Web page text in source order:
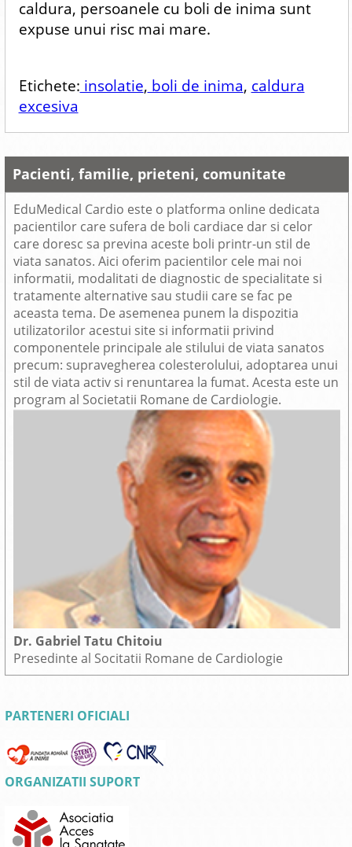
caldura, persoanele cu boli de inima sunt
expuse unui risc mai mare.
Etichete: insolatie, boli de inima, caldura
excesiva
Pacienti, familie, prieteni, comunitate
EduMedical Cardio este o platforma online dedicata
pacientilor care sufera de boli cardiace dar si celor
care doresc sa previna aceste boli printr-un stil de
viata sanatos. Aici oferim pacientilor cele mai noi
informatii, modalitati de diagnostic de specialitate si
tratamente alternative sau studii care se fac pe
aceasta tema. De asemenea punem la dispozitia
utilizatorilor acestui site si informatii privind
componentele principale ale stilului de viata sanatos
precum: supravegherea colesterolului, adoptarea unui
stil de viata activ si renuntarea la fumat. Acesta este un
program al Societatii Romane de Cardiologie.
Dr. Gabriel Tatu Chitoiu
Presedinte al Socitatii Romane de Cardiologie
PARTENERI OFICIALI
ORGANIZATII SUPORT